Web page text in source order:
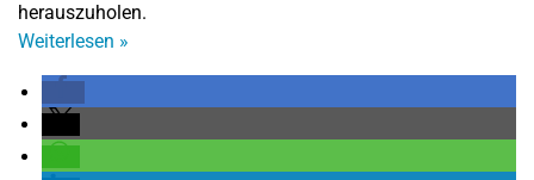
herauszuholen.
Weiterlesen »